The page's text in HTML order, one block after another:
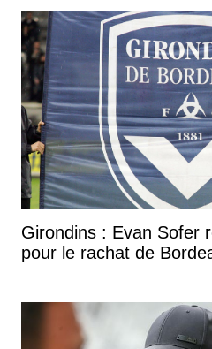
Girondins : Evan Sofer
pour le rachat de